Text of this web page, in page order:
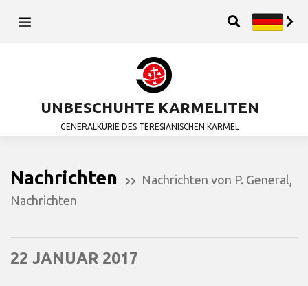
UNBESCHUHTE KARMELITEN
GENERALKURIE DES TERESIANISCHEN KARMEL
Nachrichten Nachrichten von P. General
Nachrichten
22 JANUAR 2017